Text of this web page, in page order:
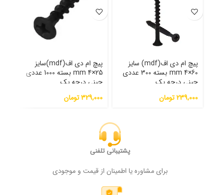
پیچ ام دی اف(mdf) سایز
60×4 mm بسته 300 عددی
چینی درجه یک
239,000تومان
پیچ ام دی اف(mdf)سایز
25×4 mm بسته 1000 عددی
چینی درجه یک
329,000تومان
پشتیبانی تلفنی
برای مشاوره یا اطمینان از قیمت و موجودی